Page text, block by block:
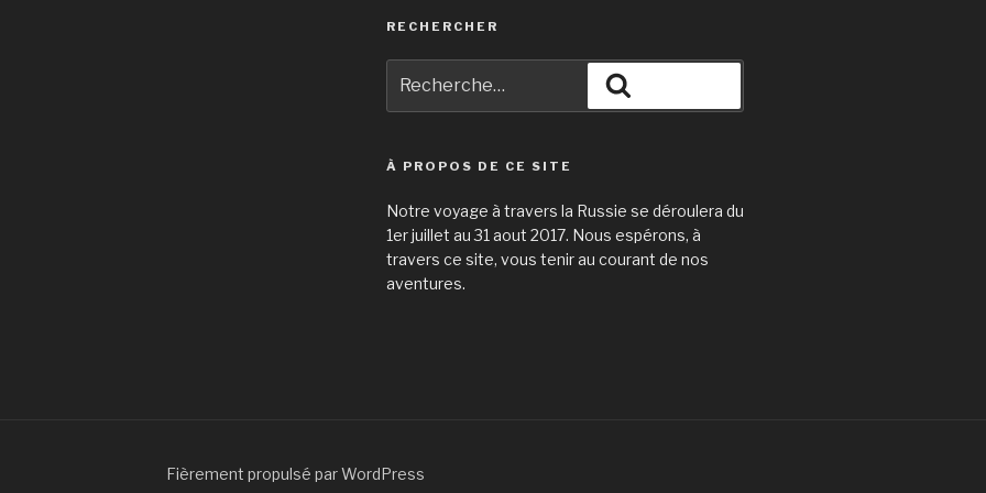
RECHERCHER
pour
:
À PROPOS DE CE SITE
Notre voyage à travers la Russie se déroulera du
1er juillet au 31 aout 2017. Nous espérons, à
travers ce site, vous tenir au courant de nos
aventures.
Fièrement propulsé par WordPress